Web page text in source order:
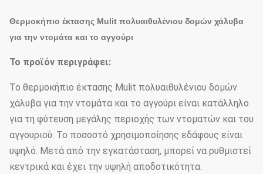
Θερμοκήπιο έκτασης Mulit πολυαιθυλένιου δομών χάλυβα
για την ντομάτα και το αγγούρι
Το προϊόν περιγράφει:
Το θερμοκήπιο έκτασης Mulit πολυαιθυλένιου δομών
χάλυβα για την ντομάτα και το αγγούρι είναι κατάλληλο
για τη φύτευση μεγάλης περιοχής των ντοματών και του
αγγουριού. Το ποσοστό χρησιμοποίησης εδάφους είναι
υψηλό. Μετά από την εγκατάσταση, μπορεί να ρυθμιστεί
κεντρικά και έχει την υψηλή αποδοτικότητα.